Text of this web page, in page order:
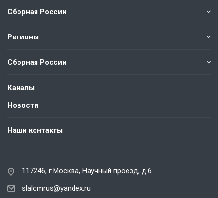
Сборная России
Регионы
Сборная России
Каналы
Новости
Наши контакты
117246, г.Москва, Научный проезд, д.6.
slalomrus@yandex.ru